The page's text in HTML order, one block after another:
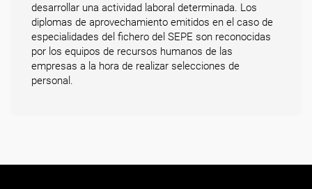
desarrollar una actividad laboral determinada. Los
diplomas de aprovechamiento emitidos en el caso de
especialidades del fichero del SEPE son reconocidas
por los equipos de recursos humanos de las
empresas a la hora de realizar selecciones de
personal.